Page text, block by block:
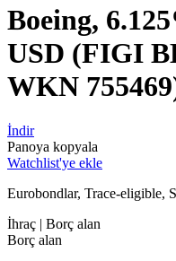
Boeing,
USD (FIGI
WKN
İndir
Panoya kopyala
Watchlist'ye ekle
Eurobondlar, Trace-eligible,
İhraç | Borç alan
Borç alan